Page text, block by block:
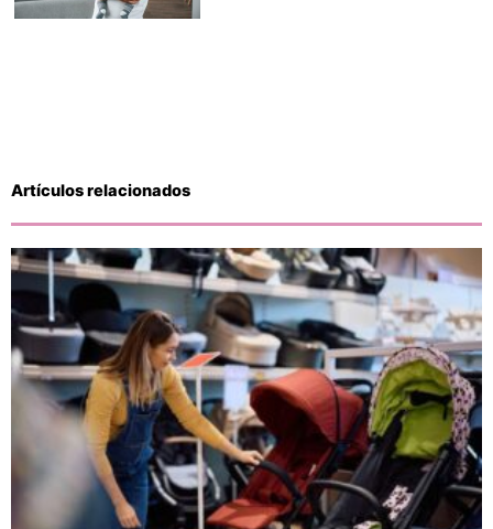
Artículos relacionados